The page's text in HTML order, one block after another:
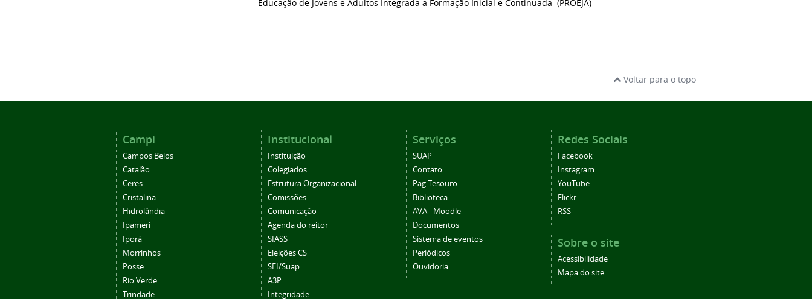
Educação de Jovens e Adultos Integrada a Formação Inicial e Continuada (PROEJA)
Voltar para o topo
Campi
Campos Belos
Catalão
Ceres
Cristalina
Hidrolândia
Ipameri
Iporá
Morrinhos
Posse
Rio Verde
Trindade
Institucional
Instituição
Colegiados
Estrutura Organizacional
Comissões
Comunicação
Agenda do reitor
SIASS
Eleições CS
SEI/Suap
A3P
Integridade
Serviços
SUAP
Contato
Pag Tesouro
Biblioteca
AVA - Moodle
Documentos
Sistema de eventos
Periódicos
Ouvidoria
Redes Sociais
Facebook
Instagram
YouTube
Flickr
RSS
Sobre o site
Acessibilidade
Mapa do site